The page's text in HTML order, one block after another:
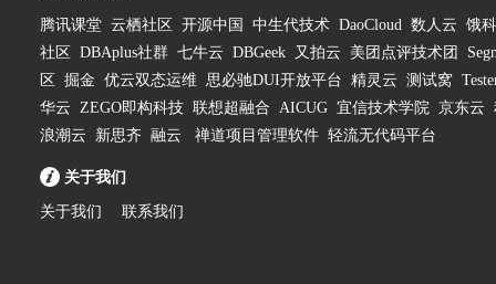
腾讯课堂 云栖社区 开源中国 中生代技术 DaoCloud 数人云 饿
社区
DBAplus社群 七牛云 DBGeek 又拍云 美团点评技术团
区
掘金 优云双态运维 思必驰DUI开放平台 精灵云 测试窝
华云 ZEGO即构科技 联想超融合 AICUG 宜信技术学院 京东云
浪潮云
新思齐 融云 禅道项目管理软件 轻流无代码平台
关于我们
关于我们 联系我们